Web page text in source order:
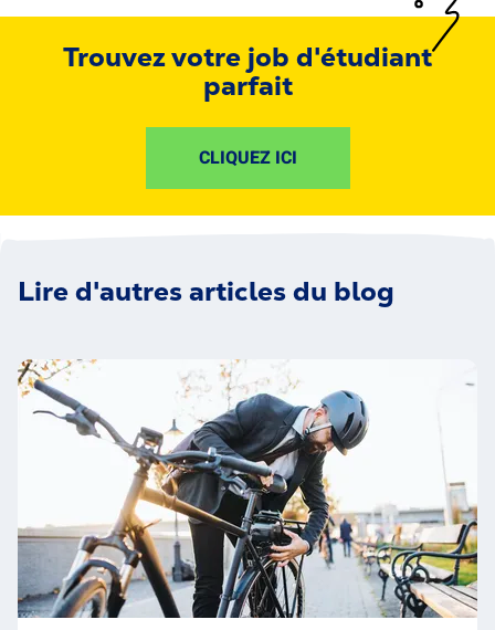
Trouvez votre job d'étudiant
parfait
CLIQUEZ ICI
Lire d'autres articles du blog